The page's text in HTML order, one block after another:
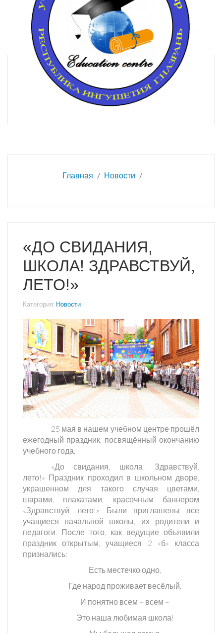
Главная
Новости
«ДО СВИДАНИЯ,
ШКОЛА! ЗДРАВСТВУЙ,
ЛЕТО!»
Категория: Новости
25 мая в нашем учебном центре прошёл
ежегодный праздник, посвящённый окончанию
учебного года,
«До свидания, школа! Здравствуй,
лето!» Праздник проходил в школьном дворе,
украшенном для такого случая цветами,
шарами, плакатами, красочным баннером
«Здравствуй, лето!» Были приглашены все
учащиеся начальной школы, их родители и
педагоги. После того, как ведущие объявили
праздник открытым, учащиеся 2 «б» класса
признались:
Есть местечко одно,
Где народ проживает весёлый,
И понятно всем – всем –
Это наша любимая школа!